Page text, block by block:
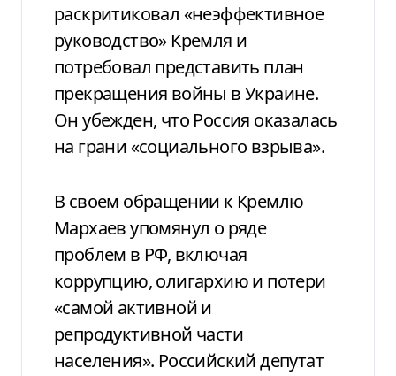
раскритиковал «неэффективное
руководство» Кремля и
потребовал представить план
прекращения войны в Украине.
Он убежден, что Россия оказалась
на грани «социального взрыва».
В своем обращении к Кремлю
Мархаев упомянул о ряде
проблем в РФ, включая
коррупцию, олигархию и потери
«самой активной и
репродуктивной части
населения». Российский депутат